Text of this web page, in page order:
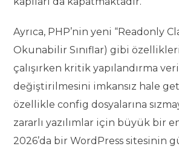
Ayrıca, PHP’nin yeni “Readonly
Okunabilir Sınıflar) gibi
çalışırken kritik yapılandırma
değiştirilmesini imkansız hale
özellikle config dosyalarına
zararlı yazılımlar için büyük bir
2026’da bir WordPress sitesinin